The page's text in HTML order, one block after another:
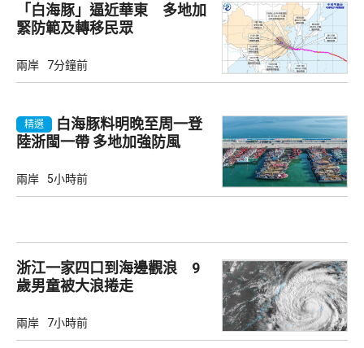
「白海豚」逼近華東 多地加
緊防範及轉移民眾
兩岸 7分鐘前
精選
白海豚料明晚至周一登
陸浙閩一帶 多地加強防風
兩岸 5小時前
浙江一家四口到海邊觀浪 9
歲男童被大浪捲走
兩岸 7小時前